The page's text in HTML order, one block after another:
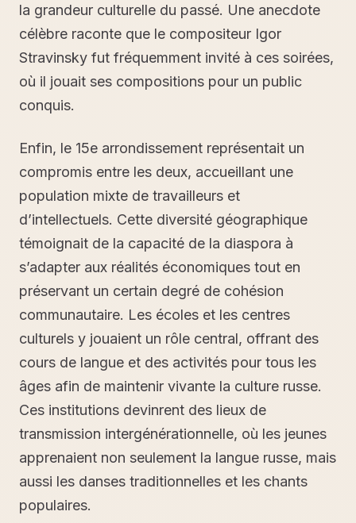
la grandeur culturelle du passé. Une anecdote
célèbre raconte que le compositeur Igor
Stravinsky fut fréquemment invité à ces soirées,
où il jouait ses compositions pour un public
conquis.
Enfin, le 15e arrondissement représentait un
compromis entre les deux, accueillant une
population mixte de travailleurs et
d’intellectuels. Cette diversité géographique
témoignait de la capacité de la diaspora à
s’adapter aux réalités économiques tout en
préservant un certain degré de cohésion
communautaire. Les écoles et les centres
culturels y jouaient un rôle central, offrant des
cours de langue et des activités pour tous les
âges afin de maintenir vivante la culture russe.
Ces institutions devinrent des lieux de
transmission intergénérationnelle, où les jeunes
apprenaient non seulement la langue russe, mais
aussi les danses traditionnelles et les chants
populaires.